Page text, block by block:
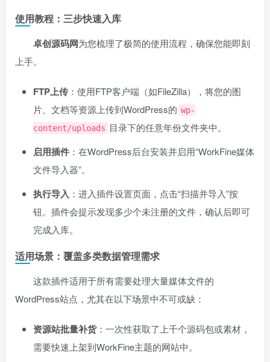
使用教程：三步快速入库
卓创源码网为您梳理了极简的使用流程，确保您能即刻
上手。
FTP上传 ：使用FTP客户端（如FileZilla），将您的图
片、文档等资源上传到WordPress的 wp-
content/uploads 目录下的任意年份文件夹中。
启用插件 ：在WordPress后台安装并启用“WorkFine媒体
文件导入器”。
执行导入 ：进入插件设置页面，点击“扫描并导入”按
钮。插件会提示发现多少个未注册的文件，确认后即可
完成入库。
适用场景：覆盖多类数据管理需求
这款插件适用于所有需要处理大量媒体文件的
WordPress站点，尤其在以下场景中不可或缺：
资源站批量补货：一次性获取了上千个源码包或素材，
需要快速上架到WorkFine主题的网站中。